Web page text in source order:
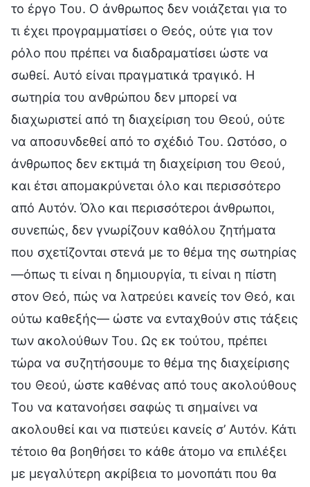
το έργο Του. Ο άνθρωπος δεν νοιάζεται για το
τι έχει προγραμματίσει ο Θεός, ούτε για τον
ρόλο που πρέπει να διαδραματίσει ώστε να
σωθεί. Αυτό είναι πραγματικά τραγικό. Η
σωτηρία του ανθρώπου δεν μπορεί να
διαχωριστεί από τη διαχείριση του Θεού, ούτε
να αποσυνδεθεί από το σχέδιό Του. Ωστόσο, ο
άνθρωπος δεν εκτιμά τη διαχείριση του Θεού,
και έτσι απομακρύνεται όλο και περισσότερο
από Αυτόν. Όλο και περισσότεροι άνθρωποι,
συνεπώς, δεν γνωρίζουν καθόλου ζητήματα
που σχετίζονται στενά με το θέμα της σωτηρίας
—όπως τι είναι η δημιουργία, τι είναι η πίστη
στον Θεό, πώς να λατρεύει κανείς τον Θεό, και
ούτω καθεξής— ώστε να ενταχθούν στις τάξεις
των ακολούθων Του. Ως εκ τούτου, πρέπει
τώρα να συζητήσουμε το θέμα της διαχείρισης
του Θεού, ώστε καθένας από τους ακολούθους
Του να κατανοήσει σαφώς τι σημαίνει να
ακολουθεί και να πιστεύει κανείς σ’ Αυτόν. Κάτι
τέτοιο θα βοηθήσει το κάθε άτομο να επιλέξει
με μεγαλύτερη ακρίβεια το μονοπάτι που θα